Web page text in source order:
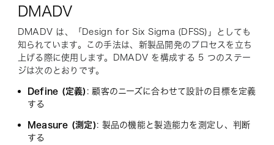
DMADV
DMADV は、「Design for Six Sigma (DFSS)」としても
知られています。この手法は、新製品開発のプロセスを立ち
上げる際に使用します。DMADV を構成する 5 つのステー
ジは次のとおりです。
Define (定義) : 顧客のニーズに合わせて設計の目標を定義
する
Measure (測定) : 製品の機能と製造能力を測定し、判断
する